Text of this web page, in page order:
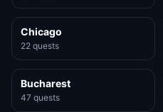
Chicago
22 quests
Bucharest
47 quests